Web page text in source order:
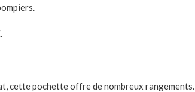
cette pochette offre de nombreux rangements.